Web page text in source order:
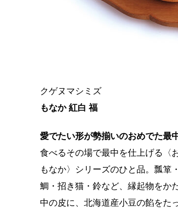
クゲヌマシミズ
もなか 紅白 福
愛でたい形が勢揃いのおめでた最
食べるその場で最中を仕上げる〈
もなか〉シリーズのひと品。瓢箪
鯛・招き猫・鈴など、縁起物をか
中の皮に、北海道産小豆の餡をた